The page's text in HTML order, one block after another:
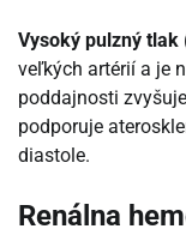
Vysoký pulzný tlak
veľkých artérií a je
poddajnosti
podporuje
diastole.
Renálna